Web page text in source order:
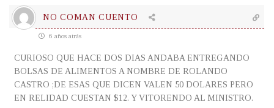
NO COMAN CUENTO
6 años atrás
CURIOSO QUE HACE DOS DIAS ANDABA ENTREGANDO
BOLSAS DE ALIMENTOS A NOMBRE DE ROLANDO
CASTRO ;DE ESAS QUE DICEN VALEN 50 DOLARES PERO
EN RELIDAD CUESTAN $12. Y VITORENDO AL MINISTRO.